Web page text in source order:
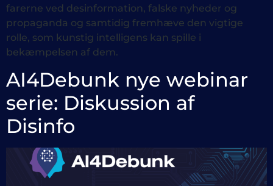
farerne ved desinformation, falske nyheder og
propaganda og samtidig fremhæve den vigtige
rolle, som kunstig intelligens kan spille i
bekæmpelsen af dem.
AI4Debunk nye webinar
serie: Diskussion af
Disinfo